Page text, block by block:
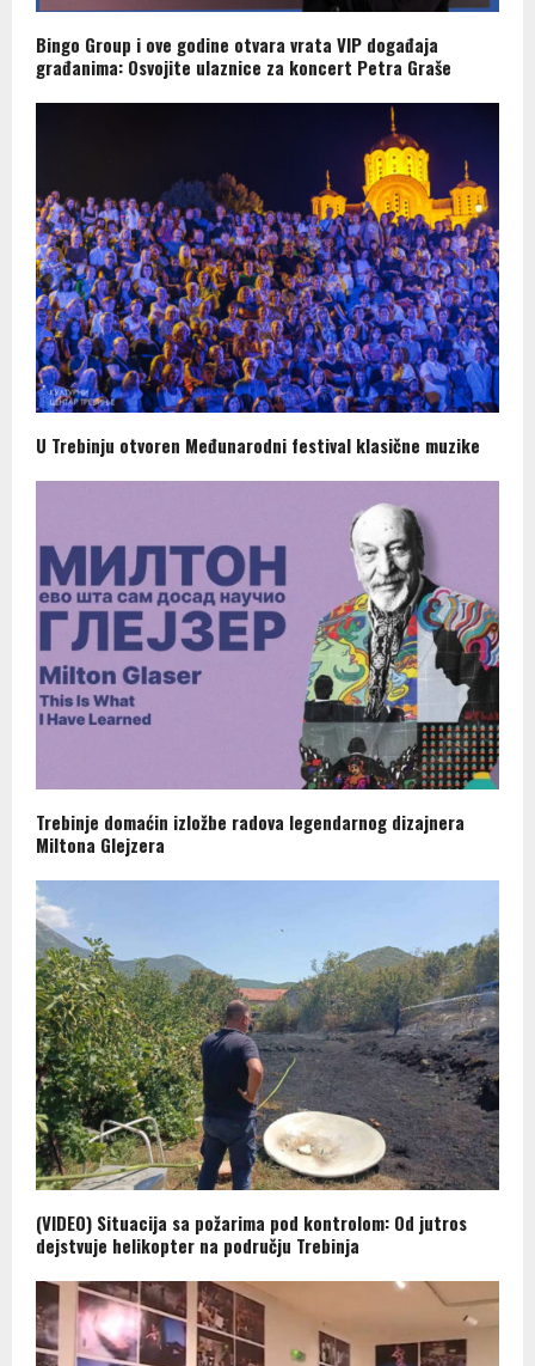
Bingo Group i ove godine otvara vrata VIP događaja
građanima: Osvojite ulaznice za koncert Petra Graše
U Trebinju otvoren Međunarodni festival klasične muzike
Trebinje domaćin izložbe radova legendarnog dizajnera
Miltona Glejzera
(VIDEO) Situacija sa požarima pod kontrolom: Od jutros
dejstvuje helikopter na području Trebinja